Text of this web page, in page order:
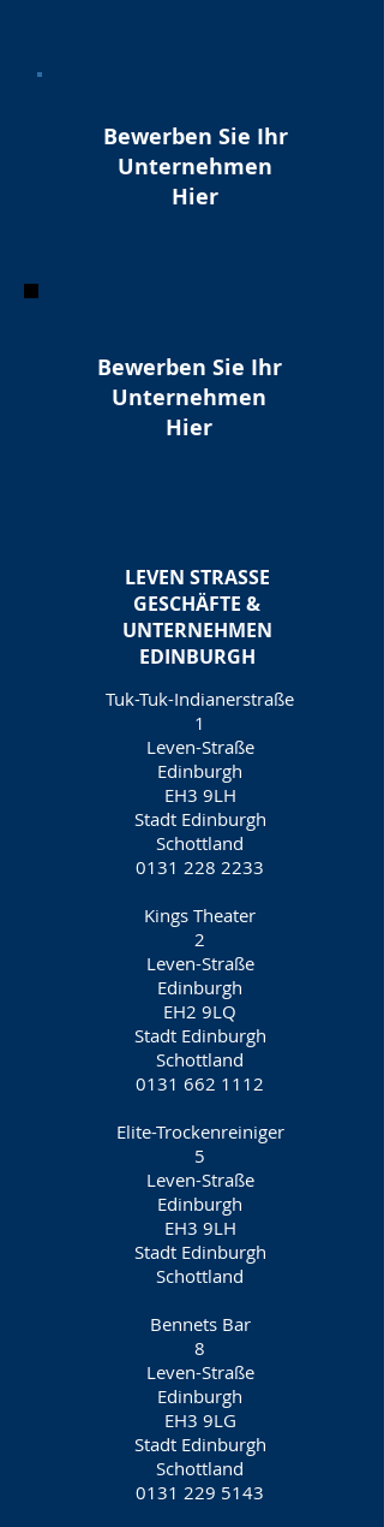
Bewerben Sie Ihr
Unternehmen
Hier
Bewerben Sie Ihr
Unternehmen
Hier
LEVEN STRASSE
GESCHÄFTE &
UNTERNEHMEN
EDINBURGH
Tuk-Tuk-Indianerstraße
1
Leven-Straße
Edinburgh
EH3 9LH
Stadt Edinburgh
Schottland
0131 228 2233
Kings Theater
2
Leven-Straße
Edinburgh
EH2 9LQ
Stadt Edinburgh
Schottland
0131 662 1112
Elite-Trockenreiniger
5
Leven-Straße
Edinburgh
EH3 9LH
Stadt Edinburgh
Schottland
Bennets Bar
8
Leven-Straße
Edinburgh
EH3 9LG
Stadt Edinburgh
Schottland
0131 229 5143